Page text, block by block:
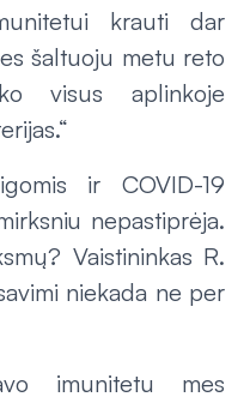
krauti dar
šaltuoju metu reto
visus aplinkoje
ir COVID-19
nepastiprėja.
Vaistininkas R.
niekada ne per
imunitetu mes